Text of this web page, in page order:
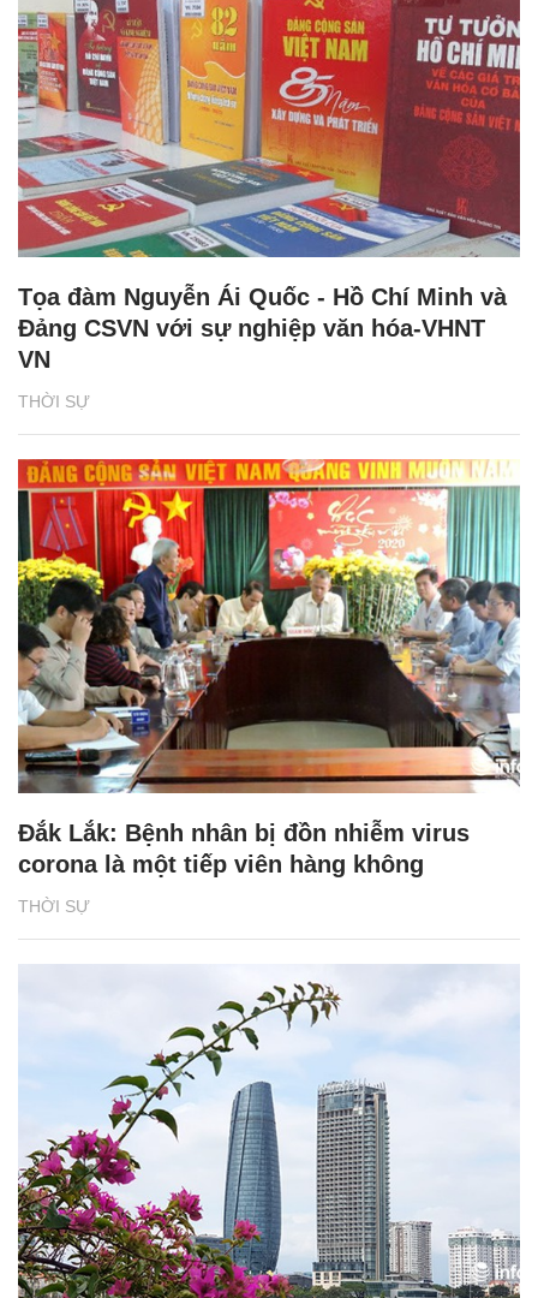
THỜI SỰ
Tọa đàm Nguyễn Ái Quốc - Hồ Chí Minh và
Đảng CSVN với sự nghiệp văn hóa-VHNT
VN
THỜI SỰ
Đắk Lắk: Bệnh nhân bị đồn nhiễm virus
corona là một tiếp viên hàng không